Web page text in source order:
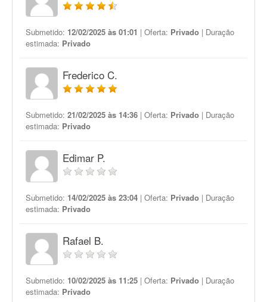
Submetido: 12/02/2025 às 01:01 | Oferta: Privado | Duração
estimada: Privado
Frederico C.
Submetido: 21/02/2025 às 14:36 | Oferta: Privado | Duração
estimada: Privado
Edimar P.
Submetido: 14/02/2025 às 23:04 | Oferta: Privado | Duração
estimada: Privado
Rafael B.
Submetido: 10/02/2025 às 11:25 | Oferta: Privado | Duração
estimada: Privado